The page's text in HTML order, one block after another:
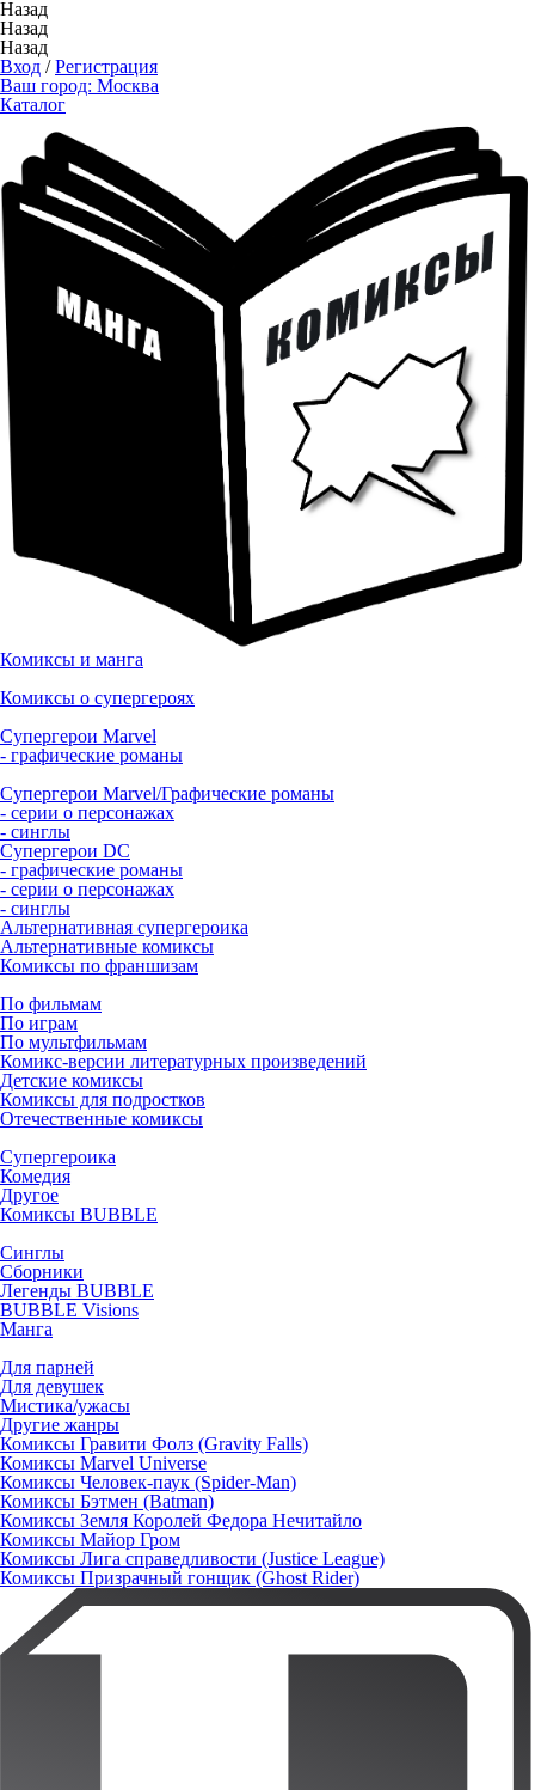
Назад
Назад
Назад
Вход /Регистрация
Ваш город: Москва
Каталог
Комиксы и манга
Комиксы о супергероях
Супергерои Marvel
- графические романы
Супергерои Marvel/Графические романы
- серии о персонажах
- синглы
Супергерои DC
- графические романы
- серии о персонажах
- синглы
Альтернативная супергероика
Альтернативные комиксы
Комиксы по франшизам
По фильмам
По играм
По мультфильмам
Комикс-версии литературных произведений
Детские комиксы
Комиксы для подростков
Отечественные комиксы
Супергероика
Комедия
Другое
Комиксы BUBBLE
Синглы
Сборники
Легенды BUBBLE
BUBBLE Visions
Манга
Для парней
Для девушек
Мистика/ужасы
Другие жанры
Комиксы Гравити Фолз (Gravity Falls)
Комиксы Marvel Universe
Комиксы Человек-паук (Spider-Man)
Комиксы Бэтмен (Batman)
Комиксы Земля Королей Федора Нечитайло
Комиксы Майор Гром
Комиксы Лига справедливости (Justice League)
Комиксы Призрачный гонщик (Ghost Rider)